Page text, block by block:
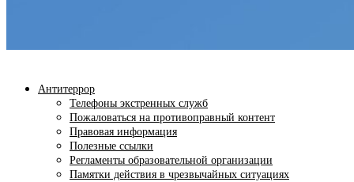
Антитеррор
Телефоны экстренных служб
Пожаловаться на противоправный контент
Правовая информация
Полезные ссылки
Регламенты образовательной организации
Памятки действия в чрезвычайных ситуациях